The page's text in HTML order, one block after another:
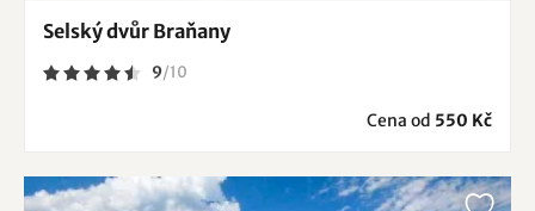
Selský dvůr Braňany
9/10
Cena od 550 Kč